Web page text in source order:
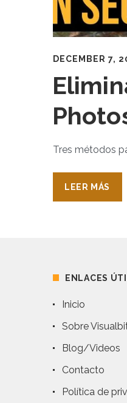
DECEMBER 7,
Tres métodos
LEER MÁS
ENLACES
Inicio
Sobre
Blog/Videos
Contacto
Política de